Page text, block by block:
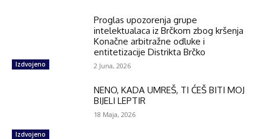
Izdvojeno
Proglas upozorenja grupe
intelektualaca iz Brčkom zbog kršenja
Konačne arbitražne odluke i
entitetizacije Distrikta Brčko
2 Juna, 2026
Izdvojeno
NENO, KADA UMREŠ, TI ĆEŠ BITI MOJ
BIJELI LEPTIR
18 Maja, 2026